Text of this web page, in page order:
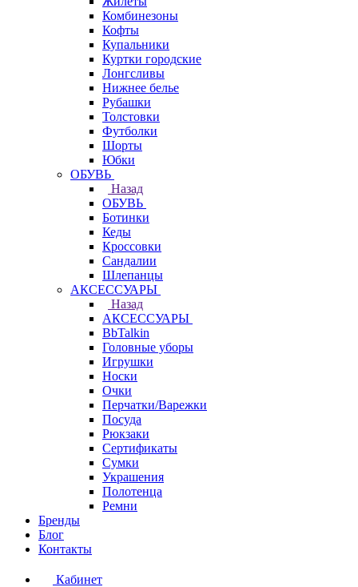
Комбинезоны
Кофты
Купальники
Куртки городские
Лонгсливы
Нижнее белье
Рубашки
Толстовки
Футболки
Шорты
Юбки
ОБУВЬ
Назад
ОБУВЬ
Ботинки
Кеды
Кроссовки
Сандалии
Шлепанцы
АКСЕССУАРЫ
Назад
АКСЕССУАРЫ
BbTalkin
Головные уборы
Игрушки
Носки
Очки
Перчатки/Варежки
Посуда
Рюкзаки
Сертификаты
Сумки
Украшения
Полотенца
Ремни
Бренды
Блог
Контакты
Кабинет